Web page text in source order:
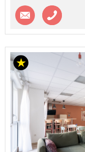
Contacter